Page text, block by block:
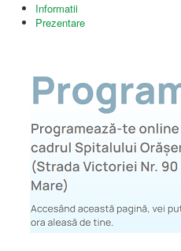
Informatii
Prezentare